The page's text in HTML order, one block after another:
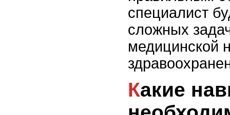
специалист
сложных
медицинской
Какие навыки и знания